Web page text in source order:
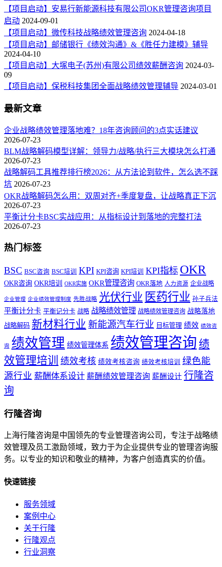
【项目启动】安易行新能源科技有限公司OKR管理咨询项目
启动 2024-09-01
【项目启动】微传科技战略绩效管理咨询 2024-04-18
【项目启动】邮储银行《绩效沟通》&《胜任力建模》辅导
2024-04-10
【项目启动】大塚电子(苏州)有限公司绩效薪酬咨询 2024-03-
09
【项目启动】保税科技集团全面战略绩效管理辅导 2024-03-01
最新文章
企业战略绩效管理落地难？18年咨询顾问的3点实话建议
2026-07-23
BLM战略解码模型详解：领导力/战略/执行三大模块怎么打通
2026-07-23
战略解码工具推荐排行榜2026：从方法论到软件，怎么选不踩
坑 2026-07-23
OKR战略解码怎么用：双周对齐+季度复盘，让战略真正下沉
2026-07-23
平衡计分卡BSC实战应用：从指标设计到落地的完整打法
2026-07-23
热门标签
BSC BSC咨询 BSC培训 KPI KPI咨询 KPI培训 KPI指标 OKR
OKR咨询 OKR培训 OKR实施 OKR管理咨询 OKR落地 人力资源 企业战略
企业管理 企业绩效管理制度 先胜战略 光伏行业 医药行业 孙子兵法
平衡计分卡 平衡记分卡 战略 战略绩效管理 战略绩效管理咨询 战略落地
战略解码 新材料行业 新能源汽车行业 目标管理 绩效 绩效咨
询 绩效管理 绩效管理体系 绩效管理咨询 绩
效管理培训 绩效考核 绩效考核咨询 绩效考核培训
绿色能
源行业 薪酬体系设计 薪酬绩效管理咨询 薪酬设计 行隆咨
询
行隆咨询
上海行隆咨询是中国领先的专业管理咨询公司，专注于战略绩
效管理及员工激励领域，致力于为企业提供专业的管理咨询服
务。以专业的知识和敬业的精神，为客户创造真实的价值。
快速链接
服务领域
案例中心
关于行隆
行隆观点
行业洞察